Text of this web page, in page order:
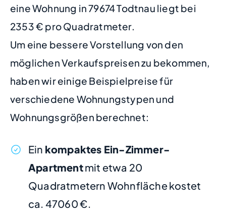
eine Wohnung in 79674 Todtnau liegt bei
2353 € pro Quadratmeter.
Um eine bessere Vorstellung von den
möglichen Verkaufspreisen zu bekommen,
haben wir einige Beispielpreise für
verschiedene Wohnungstypen und
Wohnungsgrößen berechnet:
Ein kompaktes Ein-Zimmer-
Apartmentmit etwa 20
Quadratmetern Wohnfläche kostet
ca. 47060 €.